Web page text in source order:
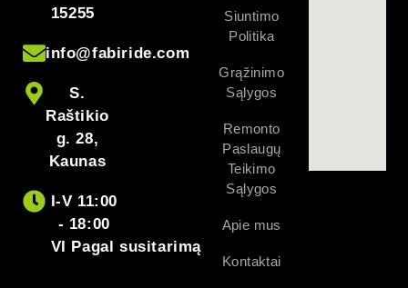
15255
info@fabiride.com
S.
Raštikio
g. 28,
Kaunas
I-V 11:00
- 18:00
VI Pagal susitarimą
Siuntimo
Politika
Grąžinimo
Sąlygos
Remonto
Paslaugų
Teikimo
Sąlygos
Apie mus
Kontaktai